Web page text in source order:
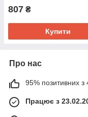
807 ₴
Купити
Про нас
95% позитивних з
Працює з